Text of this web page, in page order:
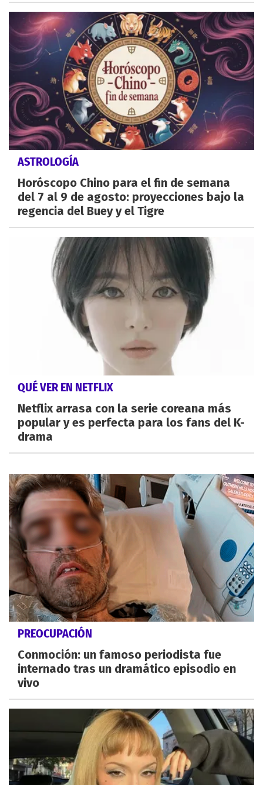
ASTROLOGÍA
Horóscopo Chino para el fin de semana
del 7 al 9 de agosto: proyecciones bajo la
regencia del Buey y el Tigre
QUÉ VER EN NETFLIX
Netflix arrasa con la serie coreana más
popular y es perfecta para los fans del K-
drama
PREOCUPACIÓN
Conmoción: un famoso periodista fue
internado tras un dramático episodio en
vivo